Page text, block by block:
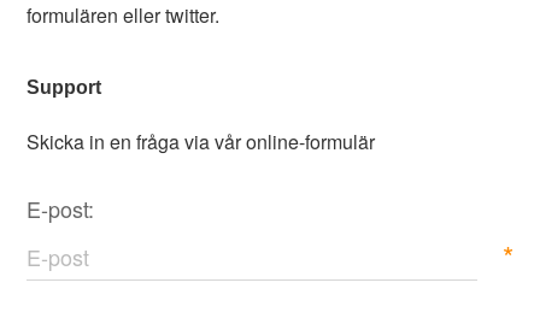
formulären eller twitter.
Support
Skicka in en fråga via vår online-formulär
E-post:
*